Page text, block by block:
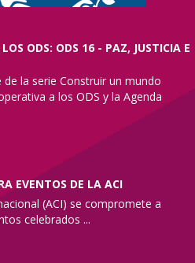
ODS: ODS 16 - PAZ, JUSTICIA E
la serie Construir un mundo
a los ODS y la Agenda
EVENTOS DE LA ACI
(ACI) se compromete a
celebrados ...